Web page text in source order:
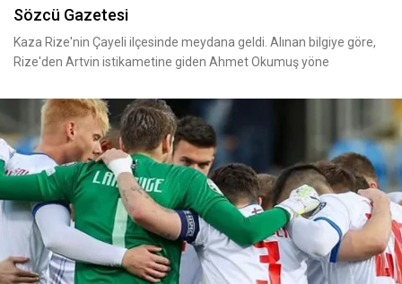
Sözcü Gazetesi
Kaza Rize'nin Çayeli ilçesinde meydana geldi. Alınan bilgiye göre,
Rize'den Artvin istikametine giden Ahmet Okumuş yöne